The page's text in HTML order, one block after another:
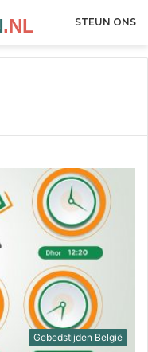
STEUN ONS
Gebedstijden België